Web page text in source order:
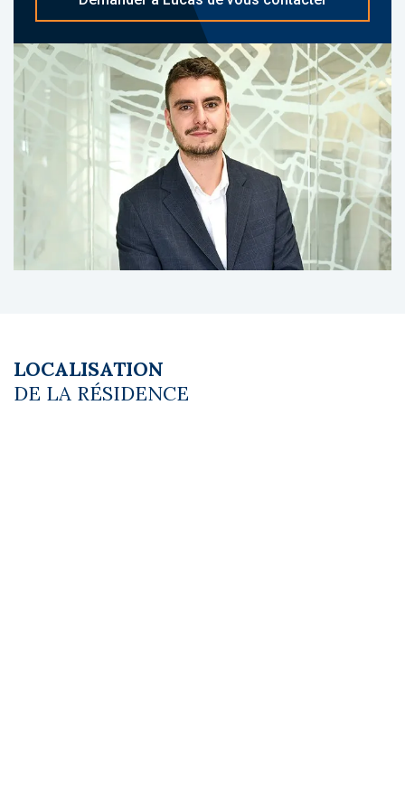
parking visiteurs. La copropriété compte 137
À propos du gestionnaire occupant :
DomusVi : leader du secteur des résidences
services seniors en France, avec un large
réseau d’établissements, reconnu pour son
expertise en hébergement sécurisé, ses
services complets et une gestion de qualité
adaptée aux investisseurs.
Le coin du LMNP - Lucas Megret agent basé
à NEUILLY SUR SEINE - 01 84 78 46 50 - Plus
TTC et Honoraires à charge vendeur TTC
LOCALISATION
DE LA RÉSIDENCE